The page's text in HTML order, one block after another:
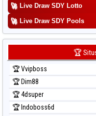
Prediksi Sydney
Prediksi Sydney Lottery
Prediksi Sydney Lottery 6d
Prediksi Sydney Lotto
Prediksi Sydney Pools 6d
Prediksi Taipei
Prediksi Taiwan
🚀 Live Draw SDY Lotto
🚀 Live Draw SDY Pools
🏆
🏆 Vvipboss
🏆 Dim88
🏆 4dsuper
🏆 Indoboss6d